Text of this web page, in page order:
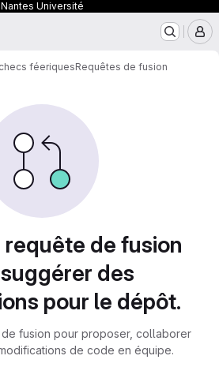
Nantes Université
féeriquesRequêtes de fusion
requête de fusion
des
pour le dépôt.
fusion pour proposer, collaborer
de code en équipe.